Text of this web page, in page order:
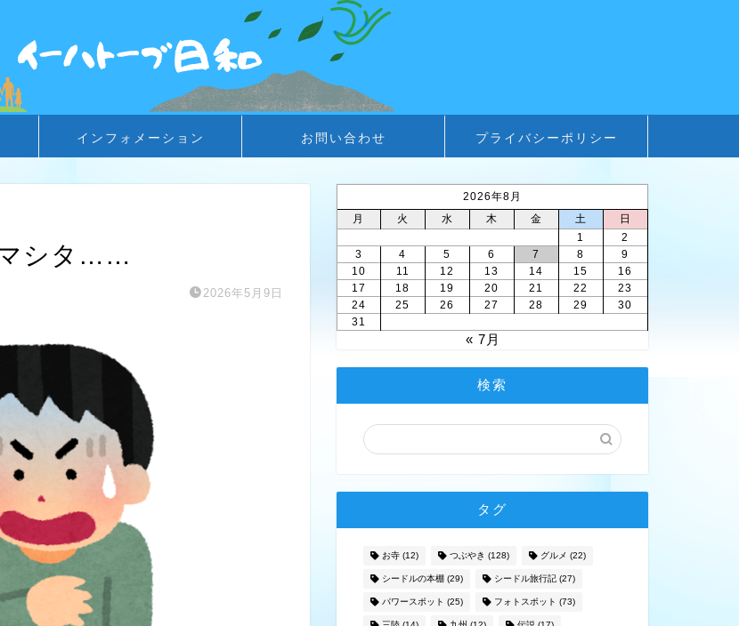
インフォメーション お問い合わせ プライバシーポリシー
シタ……
2026年5月9日
2026年8月
月
火 水 木 金 土
日
1
2
3
4 5 6 7 8
9
10
11 12 13 14 15
16
17
18 19 20 21 22
23
24
25 26 27 28 29
30
31
« 7月
検索
タグ
お寺(12) つぶやき (128) グルメ (22)
シードルの本棚(29) シードル旅行記(27)
パワースポット (25) フォトスポット (73)